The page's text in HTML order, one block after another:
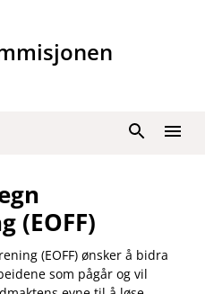
Meny
Søk
(EOFF)
(EOFF) ønsker å bidra
som pågår og vil